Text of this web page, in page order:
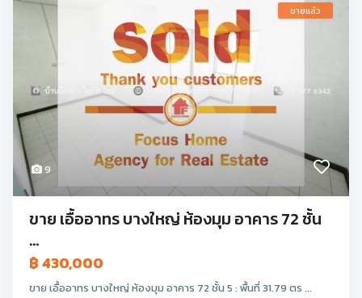
9
ขายแล้ว
ขาย เอื้ออาทร บางใหญ่ ห้องมุม อาคาร 72 ชั้น
...
฿ 430,000
ขาย เอื้ออาทร บางใหญ่ ห้องมุม อาคาร 72 ชั้น 5 : พื้นที่ 31.79 ตร ...